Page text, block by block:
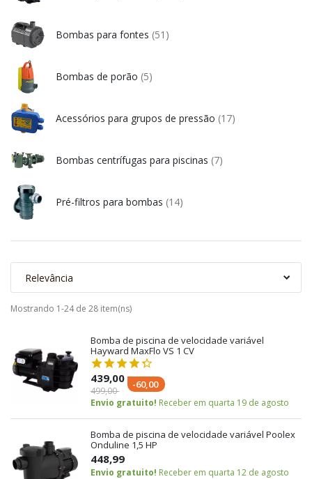
Bombas para fontes (51)
Bombas de porão (5)
Acessórios para grupos de pressão (17)
Bombas centrífugas para piscinas (7)
Pré-filtros para bombas (14)
Relevância
Mostrando 1-24 de 28 item(ns)
Bomba de piscina de velocidade variável
Hayward MaxFlo VS 1 CV
439,00
499,00
-60,00
Envio gratuito! Receber em quarta 19 de agosto
Bomba de piscina de velocidade variável Poolex
Onduline 1,5 HP
448,99
Envio gratuito! Receber em quarta 12 de agosto